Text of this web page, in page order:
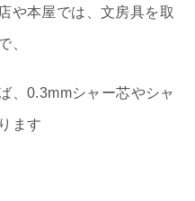
や本屋では、文房具を取
、
、0.3mmシャー芯やシャ
ます